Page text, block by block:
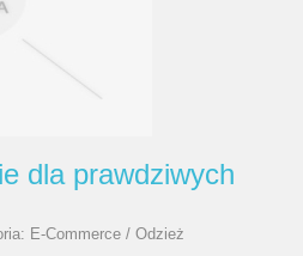
dla prawdziwych
E-Commerce / Odzież